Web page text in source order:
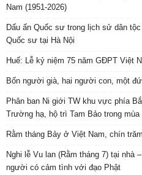
Nam (1951-2026)
Dấu ấn Quốc sư trong lịch sử dân
Quốc sư tại Hà Nội
Huế: Lễ kỷ niệm 75 năm GĐPT Việt
Bốn người già, hai người con, một
Phân ban Ni giới TW khu vực phía
Trường hạ, hộ trì Tam Bảo trong
Rằm tháng Bảy ở Việt Nam, chín
Nghi lễ Vu lan (Rằm tháng 7) tại
người có cảm tình với đạo Phật